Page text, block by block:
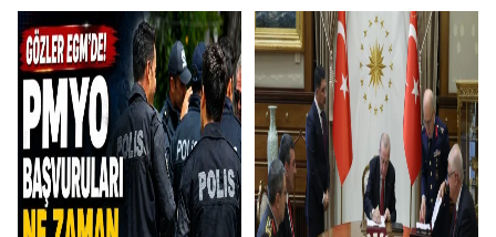
ortaya çıktı